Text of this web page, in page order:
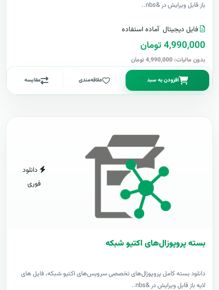
باز قابل ویرایش در &nbs..
فایل دیجیتال آماده استفاده
4,990,000 تومان
بدون مالیات: 4,990,000 تومان
افزودن به سبد علاقه‌مندی مقایسه
دانلود
فوری
بسته پروپوزال‌های اکتیو شبکه
دانلود بسته کامل پروپوزال‌های تخصصی سرویس‌های اکتیو شبکه، فایل های
لایه باز قابل ویرایش در &nbs..